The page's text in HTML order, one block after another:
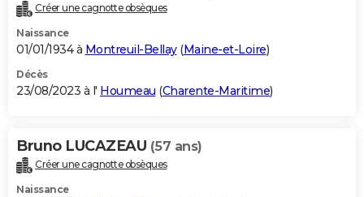
Créer une cagnotte obsèques
Naissance
01/01/1934 à Montreuil-Bellay(Maine-et-Loire)
Décès
23/08/2023 à l' Houmeau (Charente-Maritime)
Bruno LUCAZEAU (57 ans)
Créer une cagnotte obsèques
Naissance